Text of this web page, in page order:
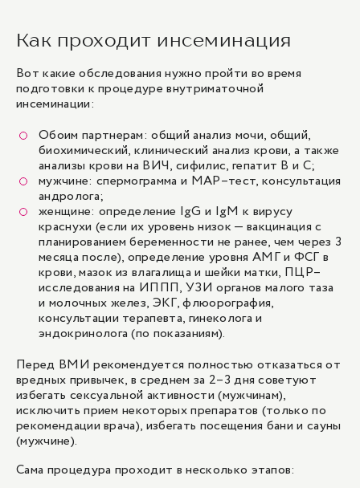
Как проходит инсеминация
Вот какие обследования нужно пройти во время
подготовки к процедуре внутриматочной
инсеминации:
Обоим партнерам: общий анализ мочи, общий,
биохимический, клинический анализ крови, а также
анализы крови на ВИЧ, сифилис, гепатит В и С;
мужчине: спермограмма и MAP–тест, консультация
андролога;
женщине: определение IgG и IgM к вирусу
краснухи (если их уровень низок — вакцинация с
планированием беременности не ранее, чем через 3
месяца после), определение уровня АМГ и ФСГ в
крови, мазок из влагалища и шейки матки, ПЦР–
исследования на ИППП, УЗИ органов малого таза
и молочных желез, ЭКГ, флюорография,
консультации терапевта, гинеколога и
эндокринолога (по показаниям).
Перед ВМИ рекомендуется полностью отказаться от
вредных привычек, в среднем за 2–3 дня советуют
избегать сексуальной активности (мужчинам),
исключить прием некоторых препаратов (только по
рекомендации врача), избегать посещения бани и сауны
(мужчине).
Сама процедура проходит в несколько этапов: